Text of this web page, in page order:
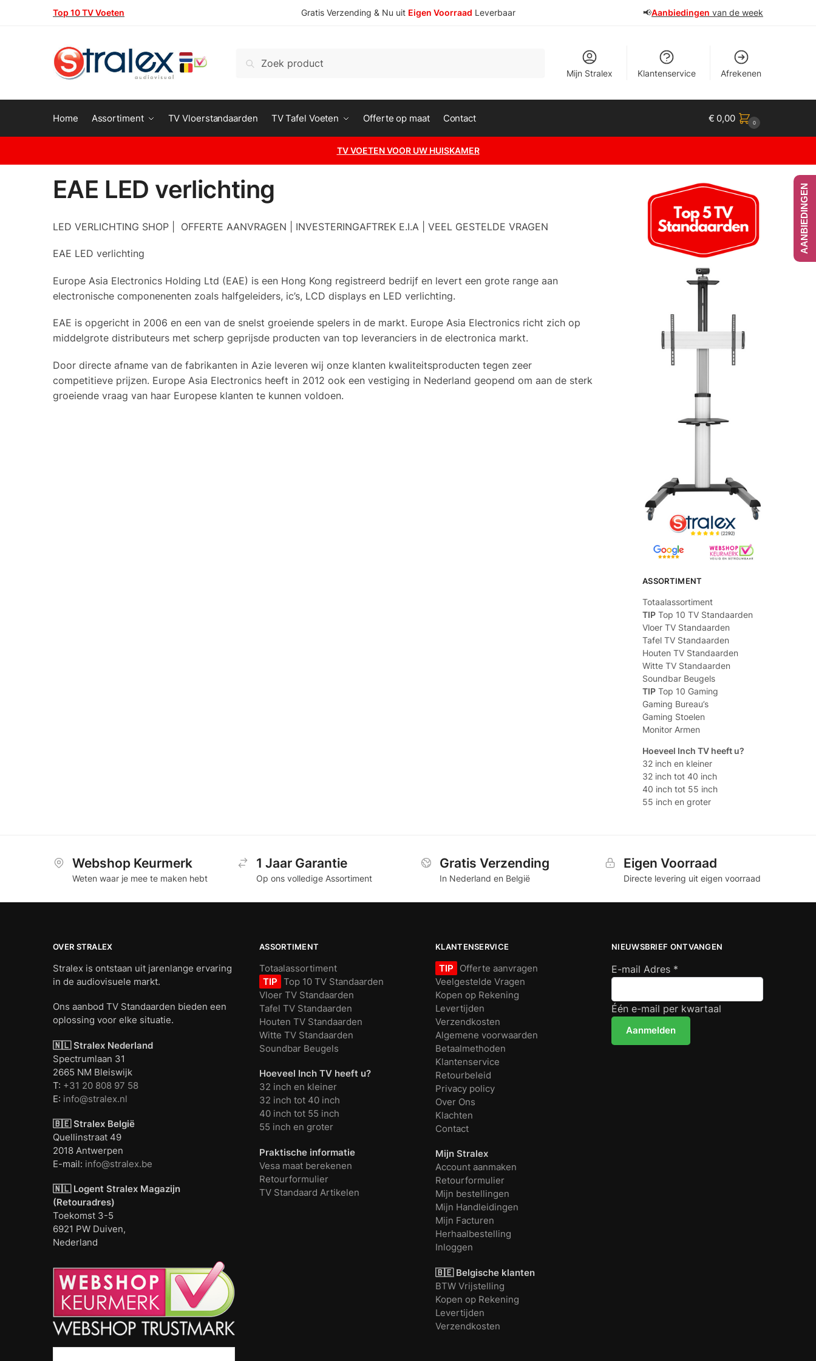
Top 10 TV Voeten Gratis Verzending & Nu uit Eigen Voorraad Leverbaar 📢Aanbiedingen van de week
naar:
Mijn Stralex Klantenservice Afrekenen
Home Assortiment TV Vloerstandaarden TV Tafel Voeten Offerte op maat Contact € 0,00 0
TV VOETEN VOOR UW HUISKAMER
EAE LED verlichting
LED VERLICHTING SHOP | OFFERTE AANVRAGEN | INVESTERINGAFTREK E.I.A | VEEL GESTELDE VRAGEN
EAE LED verlichting
Europe Asia Electronics Holding Ltd (EAE) is een Hong Kong registreerd bedrijf en levert een grote range aan
electronische componenenten zoals halfgeleiders, ic’s, LCD displays en LED verlichting.
EAE is opgericht in 2006 en een van de snelst groeiende spelers in de markt. Europe Asia Electronics richt zich op
middelgrote distributeurs met scherp geprijsde producten van top leveranciers in de electronica markt.
Door directe afname van de fabrikanten in Azie leveren wij onze klanten kwaliteitsproducten tegen zeer
competitieve prijzen. Europe Asia Electronics heeft in 2012 ook een vestiging in Nederland geopend om aan de sterk
groeiende vraag van haar Europese klanten te kunnen voldoen.
ASSORTIMENT
Totaalassortiment
TIP Top 10 TV Standaarden
Vloer TV Standaarden
Tafel TV Standaarden
Houten TV Standaarden
Witte TV Standaarden
Soundbar Beugels
TIP Top 10 Gaming
Gaming Bureau’s
Gaming Stoelen
Monitor Armen
Hoeveel Inch TV heeft u?
32 inch en kleiner
32 inch tot 40 inch
40 inch tot 55 inch
55 inch en groter
Webshop Keurmerk
Weten waar je mee te maken hebt
1 Jaar Garantie
Op ons volledige Assortiment
Gratis Verzending
In Nederland en België
Eigen Voorraad
Directe levering uit eigen voorraad
OVER STRALEX
Stralex is ontstaan uit jarenlange ervaring
in de audiovisuele markt.
Ons aanbod TV Standaarden bieden een
oplossing voor elke situatie.
🇳🇱 Stralex Nederland
Spectrumlaan 31
2665 NM Bleiswijk
T: +31 20 808 97 58
E: info@stralex.nl
🇧🇪 Stralex België
Quellinstraat 49
2018 Antwerpen
E-mail: info@stralex.be
🇳🇱 Logent Stralex Magazijn
(Retouradres)
Toekomst 3-5
6921 PW Duiven,
Nederland
ASSORTIMENT
Totaalassortiment
TIP Top 10 TV Standaarden
Vloer TV Standaarden
Tafel TV Standaarden
Houten TV Standaarden
Witte TV Standaarden
Soundbar Beugels
Hoeveel Inch TV heeft u?
32 inch en kleiner
32 inch tot 40 inch
40 inch tot 55 inch
55 inch en groter
Praktische informatie
Vesa maat berekenen
Retourformulier
TV Standaard Artikelen
KLANTENSERVICE
TIP
Offerte aanvragen
Veelgestelde Vragen
Kopen op Rekening
Levertijden
Verzendkosten
Algemene voorwaarden
Betaalmethoden
Klantenservice
Retourbeleid
Privacy policy
Over Ons
Klachten
Contact
Mijn Stralex
Account aanmaken
Retourformulier
Mijn bestellingen
Mijn Handleidingen
Mijn Facturen
Herhaalbestelling
Inloggen
🇧🇪 Belgische klanten
BTW Vrijstelling
Kopen op Rekening
Levertijden
Verzendkosten
NIEUWSBRIEF ONTVANGEN
E-mail Adres *
Één e-mail per kwartaal
AANBIEDINGEN